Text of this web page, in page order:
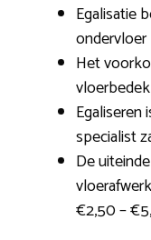
Egalisatie
ondervloer
Het
Egaliseren
specialist
De
€2,50 –